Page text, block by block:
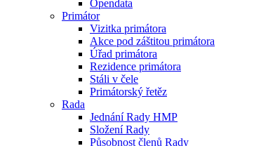
Opendata
Primátor
Vizitka primátora
Akce pod záštitou primátora
Úřad primátora
Rezidence primátora
Stáli v čele
Primátorský řetěz
Rada
Jednání Rady HMP
Složení Rady
Působnost členů Rady